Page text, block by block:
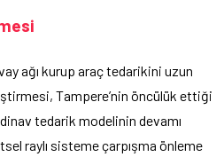
ağı kurup araç tedarikini uzun
Tampere’nin öncülük ettiği
tedarik modelinin devamı
raylı sisteme çarpışma önleme